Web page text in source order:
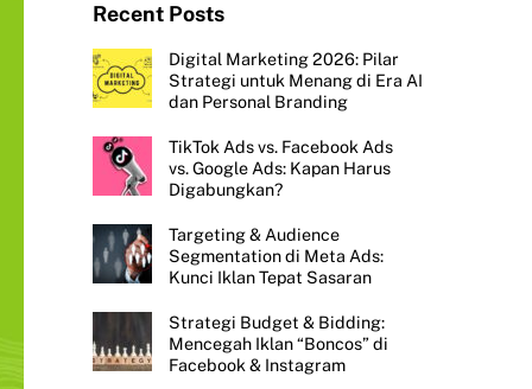
Recent Posts
Digital Marketing 2026: Pilar
Strategi untuk Menang di Era AI
dan Personal Branding
TikTok Ads vs. Facebook Ads
vs. Google Ads: Kapan Harus
Digabungkan?
Targeting & Audience
Segmentation di Meta Ads:
Kunci Iklan Tepat Sasaran
Strategi Budget & Bidding:
Mencegah Iklan “Boncos” di
Facebook & Instagram